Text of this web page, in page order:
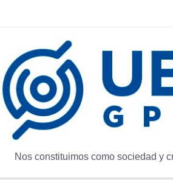
Nos constituimos como sociedad y